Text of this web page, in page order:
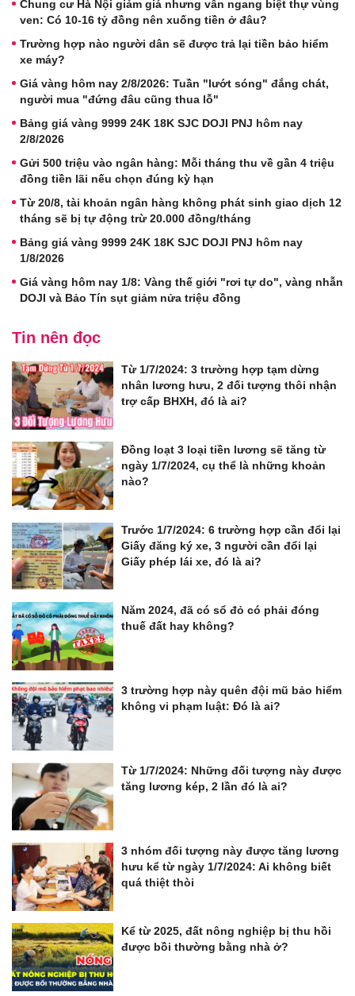
Chung cư Hà Nội giảm giá nhưng vẫn ngang biệt thự vùng
ven: Có 10-16 tỷ đồng nên xuống tiền ở đâu?
Trường hợp nào người dân sẽ được trả lại tiền bảo hiểm
xe máy?
Giá vàng hôm nay 2/8/2026: Tuần "lướt sóng" đắng chát,
người mua "đứng đâu cũng thua lỗ"
Bảng giá vàng 9999 24K 18K SJC DOJI PNJ hôm nay
2/8/2026
Gửi 500 triệu vào ngân hàng: Mỗi tháng thu về gần 4 triệu
đồng tiền lãi nếu chọn đúng kỳ hạn
Từ 20/8, tài khoản ngân hàng không phát sinh giao dịch 12
tháng sẽ bị tự động trừ 20.000 đồng/tháng
Bảng giá vàng 9999 24K 18K SJC DOJI PNJ hôm nay
1/8/2026
Giá vàng hôm nay 1/8: Vàng thế giới "rơi tự do", vàng nhẫn
DOJI và Bảo Tín sụt giảm nửa triệu đồng
Tin nên đọc
Từ 1/7/2024: 3 trường hợp tạm dừng
nhân lương hưu, 2 đối tượng thôi nhận
trợ cấp BHXH, đó là ai?
Đồng loạt 3 loại tiền lương sẽ tăng từ
ngày 1/7/2024, cụ thể là những khoản
nào?
Trước 1/7/2024: 6 trường hợp cần đổi lại
Giấy đăng ký xe, 3 người cần đổi lại
Giấy phép lái xe, đó là ai?
Năm 2024, đã có sổ đỏ có phải đóng
thuế đất hay không?
3 trường hợp này quên đội mũ bảo hiểm
không vi phạm luật: Đó là ai?
Từ 1/7/2024: Những đối tượng này được
tăng lương kép, 2 lần đó là ai?
3 nhóm đối tượng này được tăng lương
hưu kể từ ngày 1/7/2024: Ai không biết
quá thiệt thòi
Kể từ 2025, đất nông nghiệp bị thu hồi
được bồi thường bằng nhà ở?